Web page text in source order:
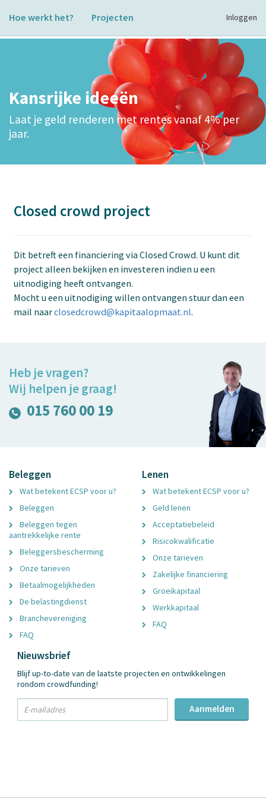
Hoe werkt het? Projecten Inloggen
Kansrijke ideeën
Laat je geld renderen met rentes vanaf 4% per
jaar.
Closed crowd project
Dit betreft een financiering via Closed Crowd. U kunt dit
project alleen bekijken en investeren indien u een
uitnodiging heeft ontvangen.
Mocht u een uitnodiging willen ontvangen stuur dan een
mail naarclosedcrowd@kapitaalopmaat.nl.
Heb je vragen?
Wij helpen je graag!
015 760 00 19
Beleggen
Wat betekent ECSP voor u?
Beleggen
Beleggen tegen
aantrekkelijke rente
Beleggersbescherming
Onze tarieven
Betaalmogelijkheden
De belastingdienst
Branchevereniging
FAQ
Lenen
Wat betekent ECSP voor u?
Geld lenen
Acceptatiebeleid
Risicokwalificatie
Onze tarieven
Zakelijke financiering
Groeikapitaal
Werkkapitaal
FAQ
Nieuwsbrief
Blijf up-to-date van de laatste projecten en ontwikkelingen
rondom crowdfunding!
Email
Aanmelden